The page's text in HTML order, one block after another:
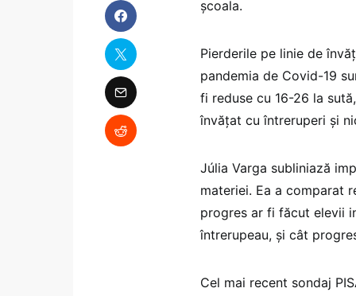
școala.
Pierderile pe linie de
pandemia de Covid-19
fi reduse cu 16-26 la
învățat cu întreruperi și
Júlia Varga subliniază
materiei. Ea a comparat
progres ar fi făcut elevii
întrerupeau, și cât
Cel mai recent sondaj